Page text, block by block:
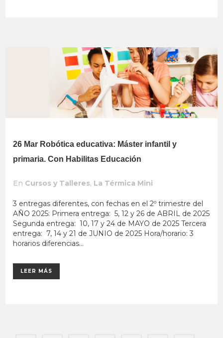
26 Mar Robótica educativa: Máster infantil y
primaria. Con Habilitas Educación
En Cursos y Talleres, La Térmica Mini
3 entregas diferentes, con fechas en el 2º trimestre del
AÑO 2025: Primera entrega: 5, 12 y 26 de ABRIL de 2025
Segunda entrega: 10, 17 y 24 de MAYO de 2025 Tercera
entrega: 7, 14 y 21 de JUNIO de 2025 Hora/horario: 3
horarios diferencias...
LEER MÁS